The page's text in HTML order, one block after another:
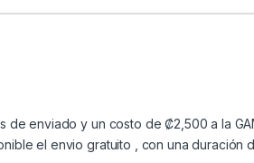
de enviado y un costo de ₡2,500 a la
el envio gratuito , con una duración